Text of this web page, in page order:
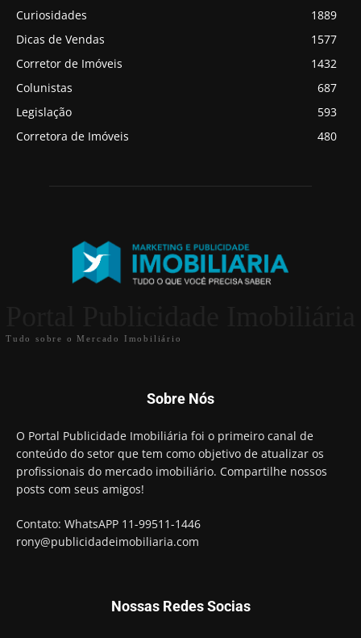
Curiosidades
1889
Dicas de Vendas
1577
Corretor de Imóveis
1432
Colunistas
687
Legislação
593
Corretora de Imóveis
480
Tudo sobre o Mercado Imobiliário
Sobre Nós
O Portal Publicidade Imobiliária foi o primeiro canal de
conteúdo do setor que tem como objetivo de atualizar os
profissionais do mercado imobiliário. Compartilhe nossos
posts com seus amigos!
Contato: WhatsAPP 11-99511-1446
rony@publicidadeimobiliaria.com
Nossas Redes Socias